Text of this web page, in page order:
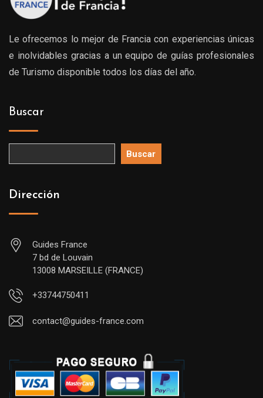
Le ofrecemos lo mejor de Francia con experiencias únicas
e inolvidables gracias a un equipo de guías profesionales
de Turismo disponible todos los días del año.
Buscar
Buscar
Dirección
Guides France
7 bd de Louvain
13008 MARSEILLE (FRANCE)
+33744750411
contact@guides-france.com